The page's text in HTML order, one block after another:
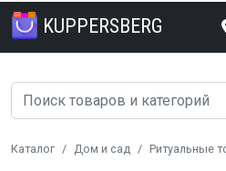
KUPPERSBERG
Каталог Дом и сад Ритуальные